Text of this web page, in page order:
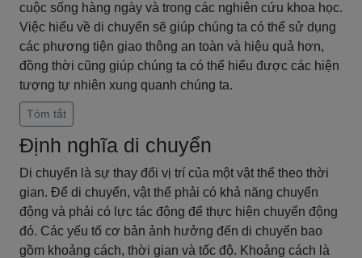
cuộc sống hàng ngày và trong các nghiên cứu khoa học.
Việc hiểu về di chuyển sẽ giúp chúng ta có thể sử dụng
các phương tiện giao thông an toàn và hiệu quả hơn,
đồng thời cũng giúp chúng ta có thể hiểu được các hiện
tượng tự nhiên xung quanh chúng ta.
Tóm tắt
Định nghĩa di chuyển
Di chuyển là sự thay đổi vị trí của một vật thể theo thời
gian. Để di chuyển, vật thể phải có khả năng chuyển
động và phải có lực tác động để thực hiện chuyển động
đó. Các yếu tố cơ bản ảnh hưởng đến di chuyển bao
gồm khoảng cách, thời gian và tốc độ. Khoảng cách là